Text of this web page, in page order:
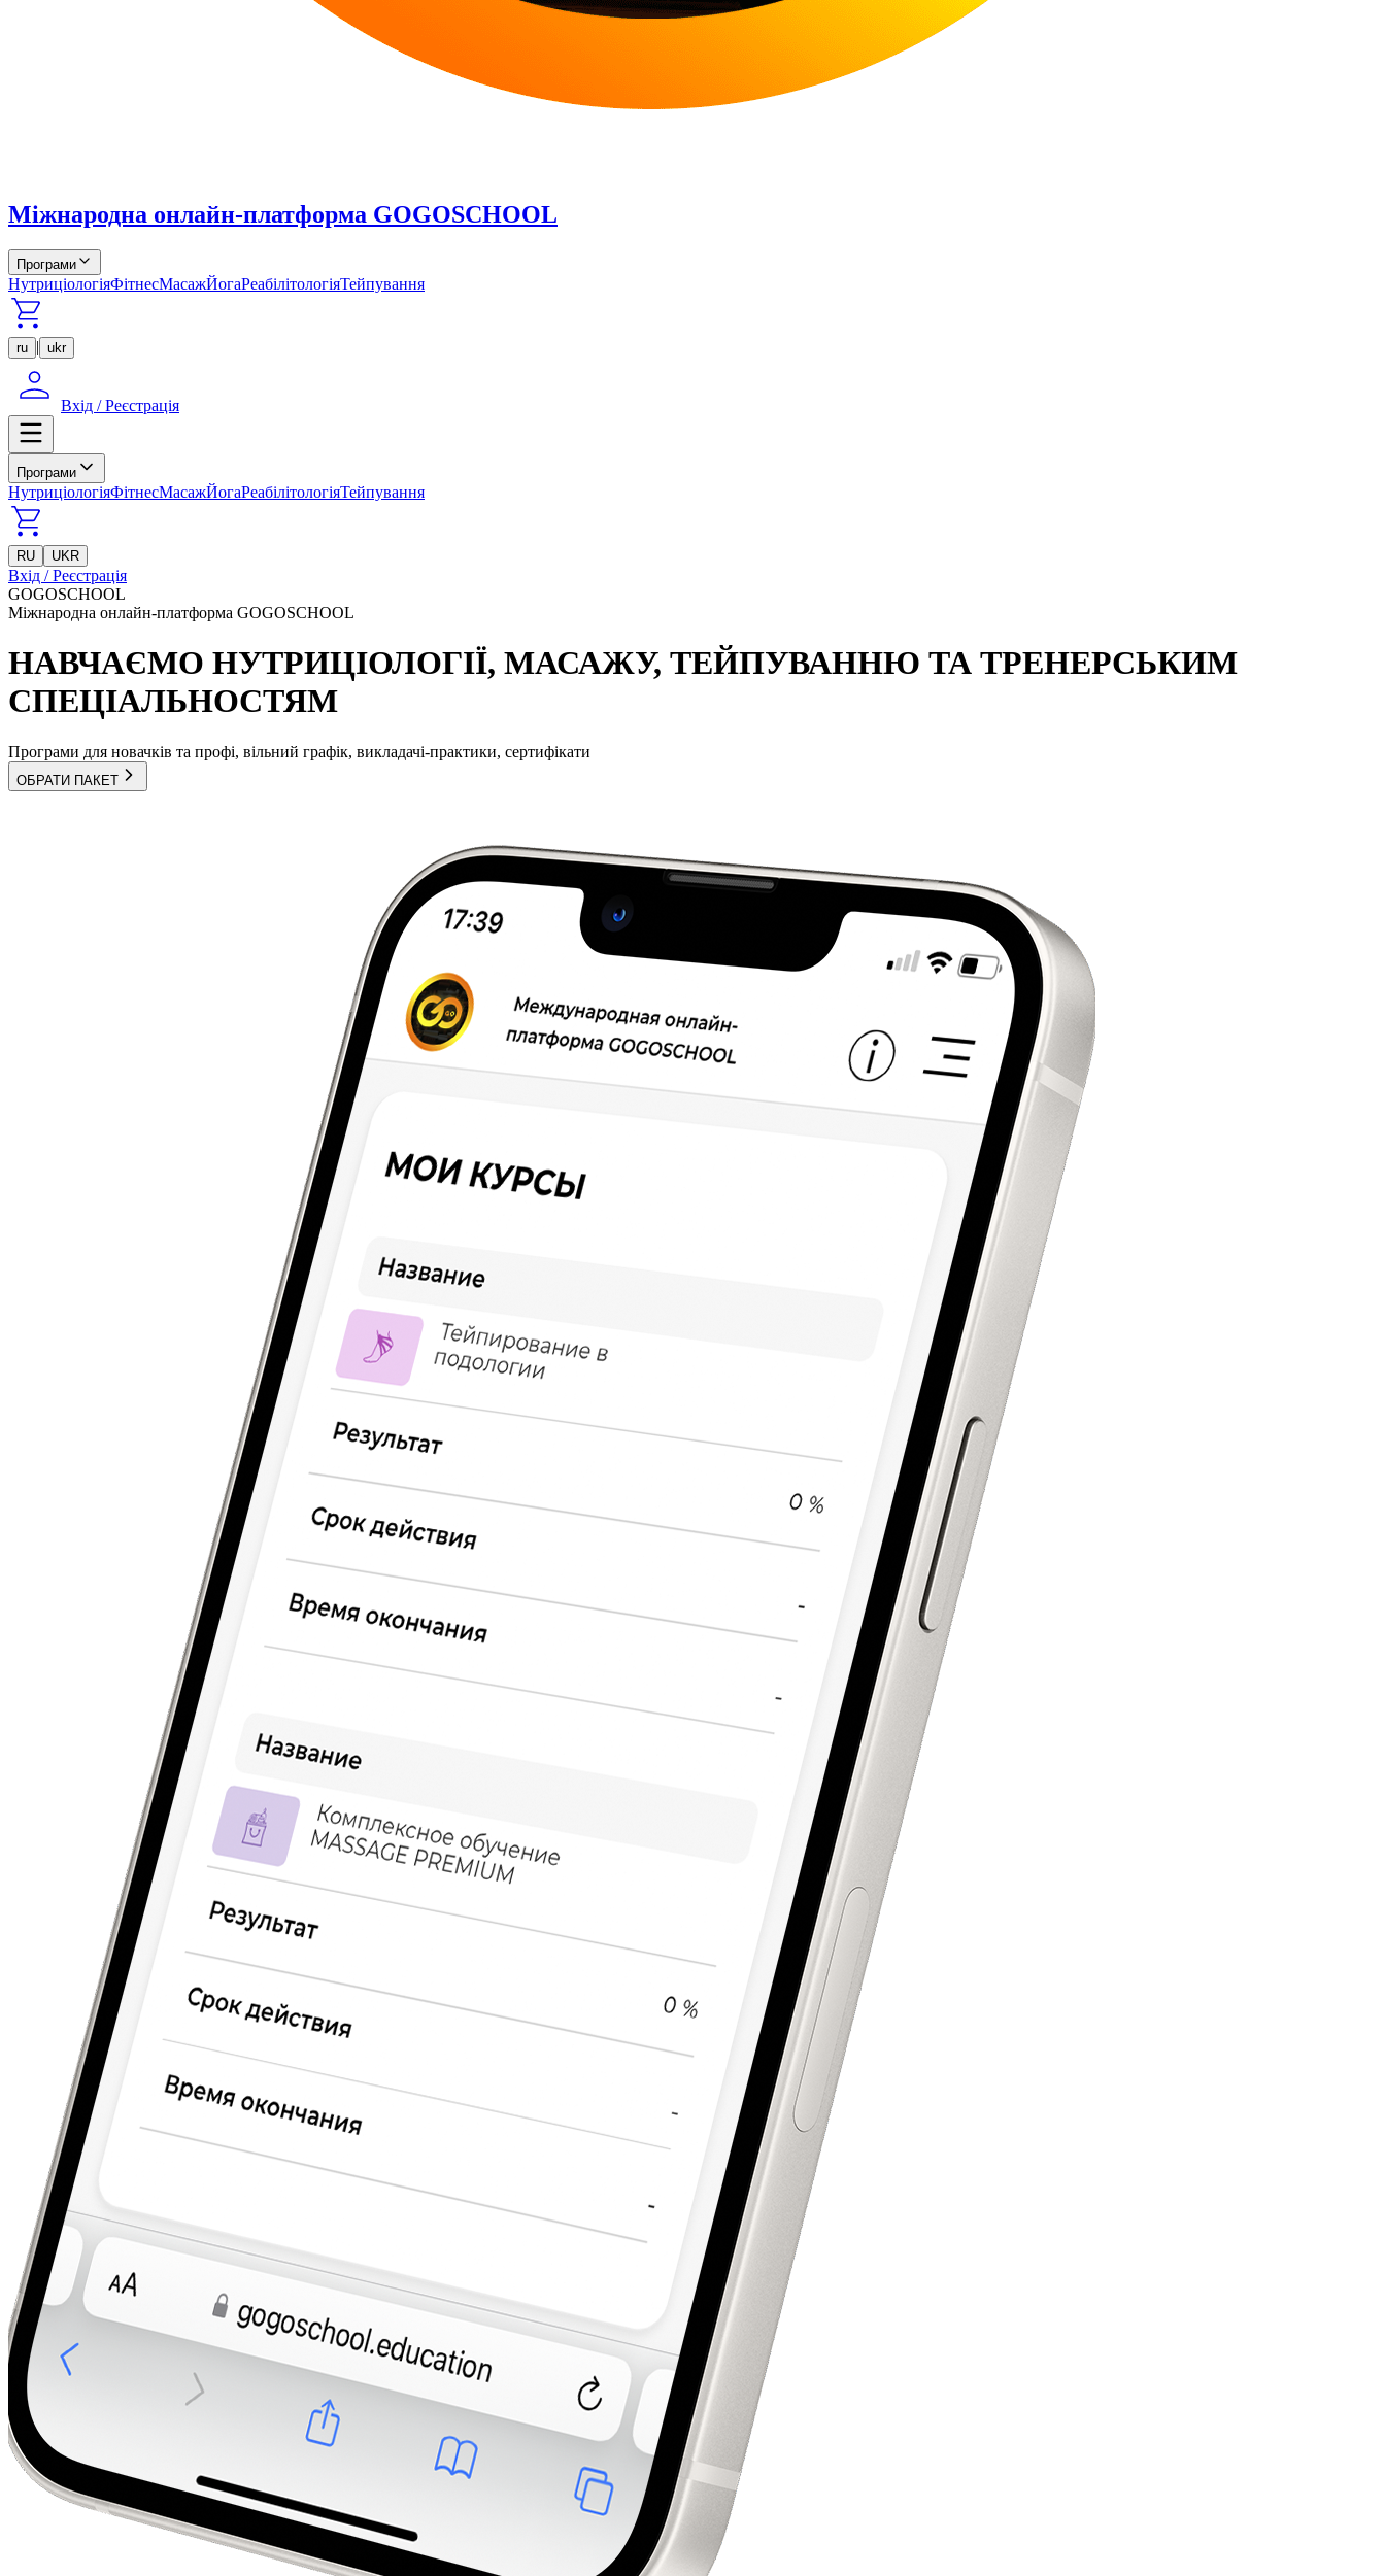
Міжнародна онлайн-платформа GOGOSCHOOL
Програми
НутриціологіяФітнесМасажЙогаРеабілітологіяТейпування
ru | ukr
Вхід / Реєстрація
Програми
НутриціологіяФітнесМасажЙогаРеабілітологіяТейпування
RU UKR
Вхід / Реєстрація
GOGOSCHOOL
Міжнародна онлайн-платформа GOGOSCHOOL
НАВЧАЄМО НУТРИЦІОЛОГІЇ, МАСАЖУ, ТЕЙПУВАННЮ ТА ТРЕНЕРСЬКИМ
СПЕЦІАЛЬНОСТЯМ
Програми для новачків та профі, вільний графік, викладачі-практики, сертифікати
ОБРАТИ ПАКЕТ